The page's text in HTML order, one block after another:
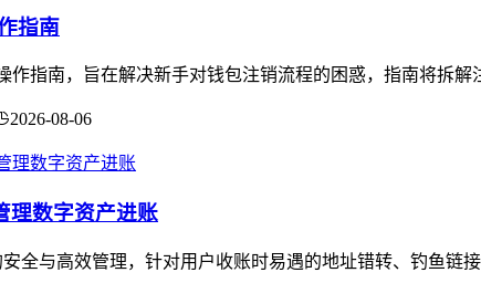
指南
作指南，旨在解决新手对钱包注销流程的困惑，指南将拆
2026-08-06
理数字资产进账
全与高效管理，针对用户收账时易遇的地址错转、钓鱼链